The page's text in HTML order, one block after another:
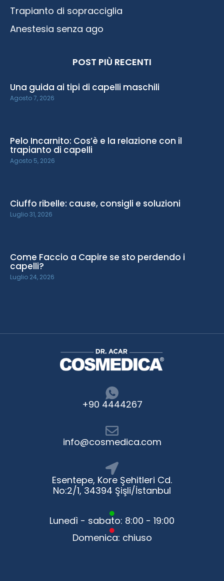
Trapianto di sopracciglia
Anestesia senza ago
POST PIÙ RECENTI
Una guida ai tipi di capelli maschili
Agosto 7, 2026
Pelo Incarnito: Cos’è e la relazione con il
trapianto di capelli
Agosto 5, 2026
Ciuffo ribelle: cause, consigli e soluzioni
Luglio 31, 2026
Come Faccio a Capire se sto perdendo i
capelli?
Luglio 24, 2026
+90 4444267
info@cosmedica.com
Esentepe, Kore Şehitleri Cd.
No:2/1, 34394 Şişli/İstanbul
Lunedì - sabato: 8:00 - 19:00
Domenica: chiuso